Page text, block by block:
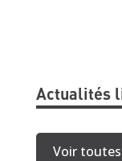
Actualités
Voir